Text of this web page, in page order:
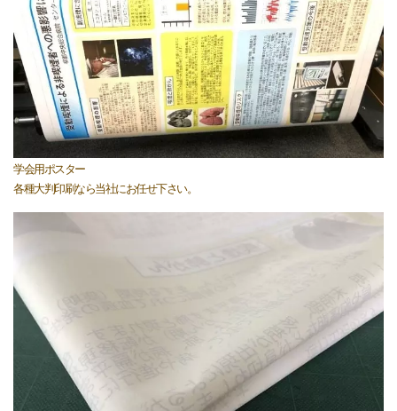
学会用ポスター
各種大判印刷なら当社にお任せ下さい。